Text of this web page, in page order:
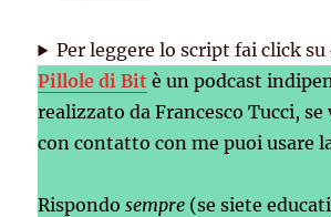
Per leggere lo script fai click
Pillole di Bit è un podcast
realizzato da Francesco Tucci,
con contatto con me puoi usare
Rispondosempre (se siete